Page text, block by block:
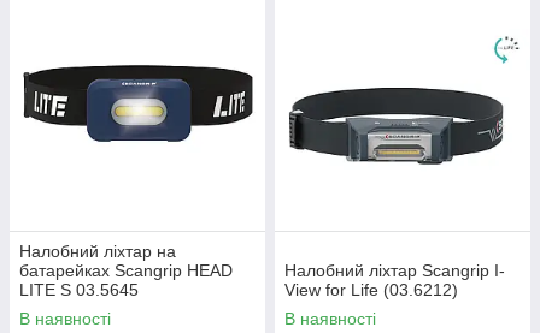
Налобний ліхтар на
батарейках Scangrip HEAD
LITE S 03.5645
В наявності
Налобний ліхтар Scangrip I-
View for Life (03.6212)
В наявності